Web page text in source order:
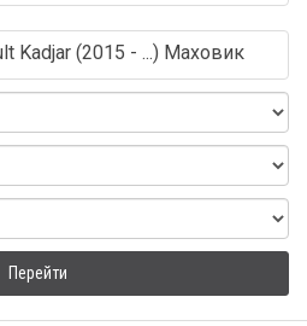
Kadjar (2015 - ...) Маховик
Перейти